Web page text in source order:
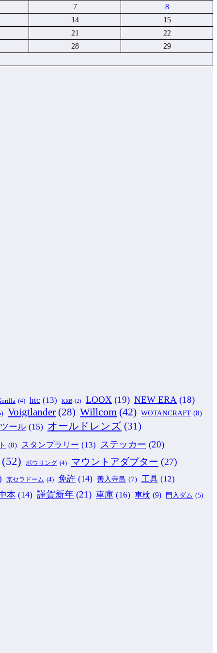
7
8
14
15
21
22
28
29
(4) htc (13) KRB (2) LOOX (19) NEW ERA (18)
Voigtlander (28) Willcom (42) WOTANCRAFT (8)
ール (15) オールドレンズ (31)
(8) スタンプラリー (13) ステッカー (20)
(52) ボウリング (4) マウントアダプター (27)
京セラドーム (4) 免許 (14) 善入寺島 (7) 工具 (12)
本 (14) 謹賀新年 (21) 車庫 (16) 車検 (9) 門入ダム (5)